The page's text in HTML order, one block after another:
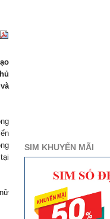
SIM KHUYẾN MÃI